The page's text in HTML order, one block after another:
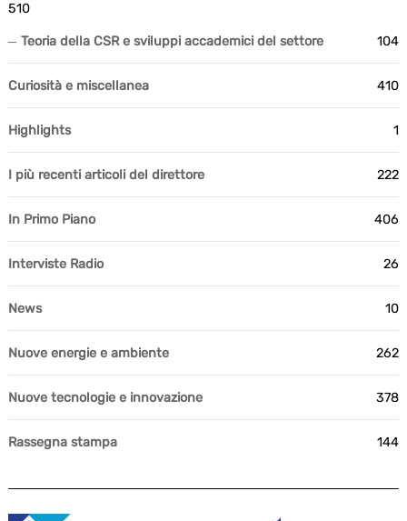
510
Teoria della CSR e sviluppi accademici del settore 104
Curiosità e miscellanea 410
Highlights 1
I più recenti articoli del direttore 222
In Primo Piano 406
Interviste Radio 26
News 10
Nuove energie e ambiente 262
Nuove tecnologie e innovazione 378
Rassegna stampa 144